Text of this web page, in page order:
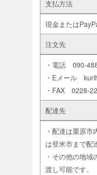
支払方法
現金または
注文先
・電話 090-
・Eメール
・FAX 0228-
配達先
・配達は栗原
は登米市まで配
・その他の地域
渡し可能です。